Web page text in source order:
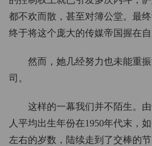
都不欢而散，甚至对簿公堂。最
终于将这个庞大的传媒帝国握在自
然而，她几经努力也未能重
司。
这样的一幕我们并不陌生。
人平均出生年份在1950年代末，
左右的岁数，陆续走到了交棒的